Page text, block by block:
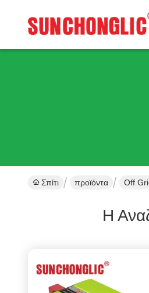
Σπίτι προϊόντα Off
Η